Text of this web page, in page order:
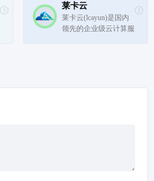
莱卡云
莱卡云(lcayun)是国内
领先的企业级云计算服